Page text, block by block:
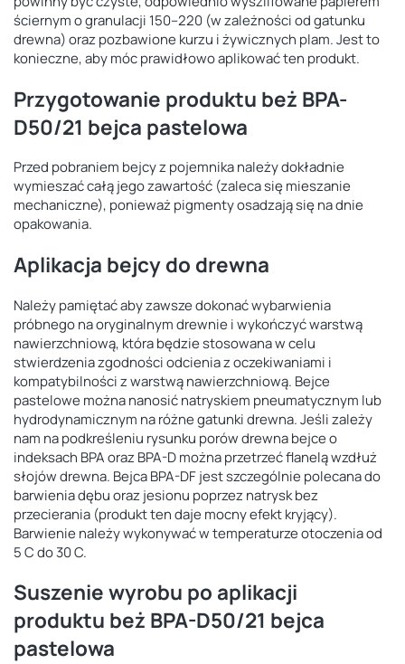
ściernym o granulacji 150–220 (w zależności od gatunku
drewna) oraz pozbawione kurzu i żywicznych plam. Jest to
konieczne, aby móc prawidłowo aplikować ten produkt.
Przygotowanie produktu beż BPA-
D50/21 bejca pastelowa
Przed pobraniem bejcy z pojemnika należy dokładnie
wymieszać całą jego zawartość (zaleca się mieszanie
mechaniczne), ponieważ pigmenty osadzają się na dnie
opakowania.
Aplikacja bejcy do drewna
Należy pamiętać aby zawsze dokonać wybarwienia
próbnego na oryginalnym drewnie i wykończyć warstwą
nawierzchniową, która będzie stosowana w celu
stwierdzenia zgodności odcienia z oczekiwaniami i
kompatybilności z warstwą nawierzchniową. Bejce
pastelowe można nanosić natryskiem pneumatycznym lub
hydrodynamicznym na różne gatunki drewna. Jeśli zależy
nam na podkreśleniu rysunku porów drewna bejce o
indeksach BPA oraz BPA-D można przetrzeć flanelą wzdłuż
słojów drewna. Bejca BPA-DF jest szczególnie polecana do
barwienia dębu oraz jesionu poprzez natrysk bez
przecierania (produkt ten daje mocny efekt kryjący).
Barwienie należy wykonywać w temperaturze otoczenia od
5 C do 30 C.
Suszenie wyrobu po aplikacji
produktu beż BPA-D50/21 bejca
pastelowa